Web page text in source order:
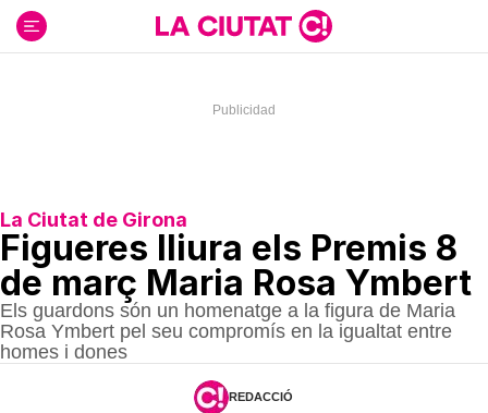
contenido
La Ciutat de Girona
Figueres lliura els Premis 8
de març Maria Rosa Ymbert
Els guardons són un homenatge a la figura de Maria
Rosa Ymbert pel seu compromís en la igualtat entre
homes i dones
REDACCIÓ